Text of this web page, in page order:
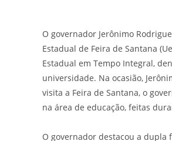
O governador Jerônimo
Estadual de Feira de Santana
Estadual em Tempo Integral,
universidade. Na ocasião,
visita a Feira de Santana, o
na área de educação, feitas
O governador destacou a dupla